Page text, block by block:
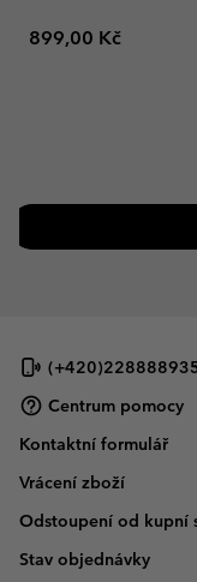
Regular price:
899,00 Kč
Centrum pomocy
Kontaktní formulář
Vrácení zboží
Odstoupení od kupní
Stav objednávky